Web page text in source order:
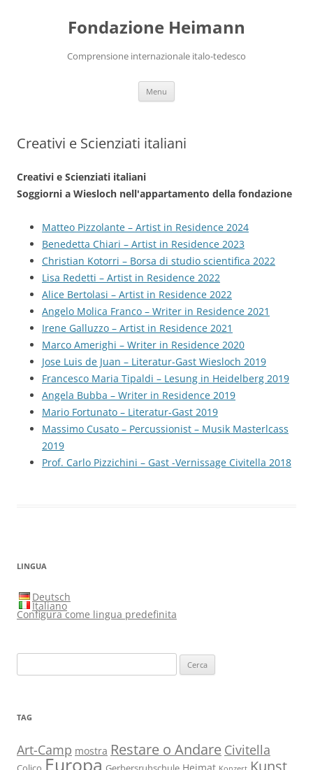
Fondazione Heimann
Comprensione internazionale italo-tedesco
Menu
Creativi e Scienziati italiani
Creativi e Scienziati italiani
Soggiorni a Wiesloch nell'appartamento della fondazione
Matteo Pizzolante – Artist in Residence 2024
Benedetta Chiari – Artist in Residence 2023
Christian Kotorri – Borsa di studio scientifica 2022
Lisa Redetti – Artist in Residence 2022
Alice Bertolasi – Artist in Residence 2022
Angelo Molica Franco – Writer in Residence 2021
Irene Galluzzo – Artist in Residence 2021
Marco Amerighi – Writer in Residence 2020
Jose Luis de Juan – Literatur-Gast Wiesloch 2019
Francesco Maria Tipaldi – Lesung in Heidelberg 2019
Angela Bubba – Writer in Residence 2019
Mario Fortunato – Literatur-Gast 2019
Massimo Cusato – Percussionist – Musik Masterlcass
2019
Prof. Carlo Pizzichini – Gast -Vernissage Civitella 2018
LINGUA
Deutsch
Italiano
Configura come lingua predefinita
per:
TAG
Art-Camp mostra Restare o Andare Civitella
Europa
Kunst